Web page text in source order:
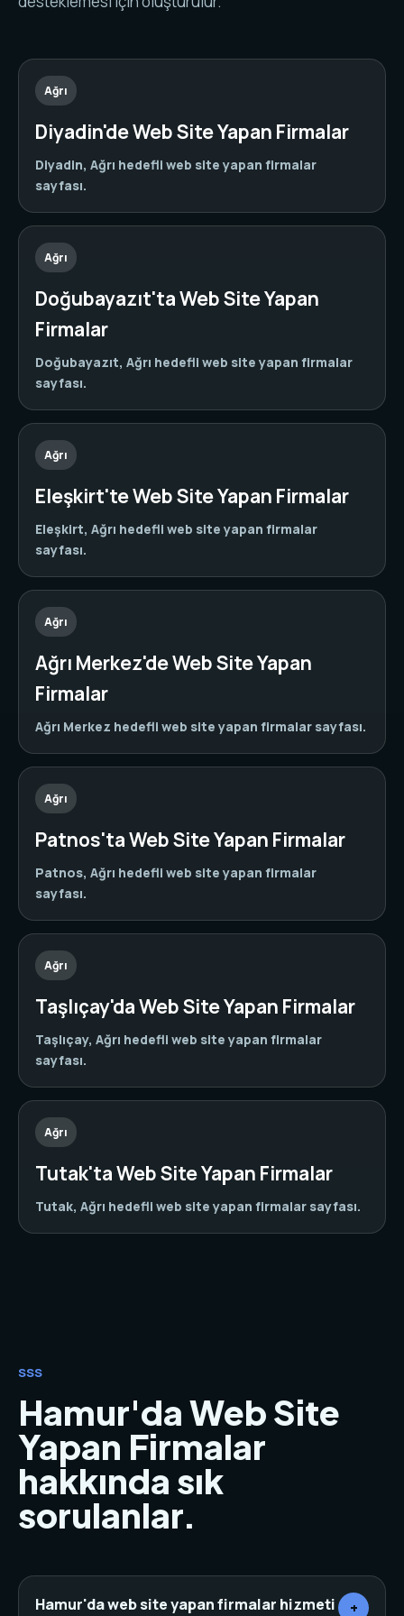
Ağrı
Diyadin'de Web Site Yapan Firmalar
Diyadin, Ağrı hedefli web site yapan firmalar
sayfası.
Ağrı
Doğubayazıt'ta Web Site Yapan
Firmalar
Doğubayazıt, Ağrı hedefli web site yapan firmalar
sayfası.
Ağrı
Eleşkirt'te Web Site Yapan Firmalar
Eleşkirt, Ağrı hedefli web site yapan firmalar
sayfası.
Ağrı
Ağrı Merkez'de Web Site Yapan
Firmalar
Ağrı Merkez hedefli web site yapan firmalar sayfası.
Ağrı
Patnos'ta Web Site Yapan Firmalar
Patnos, Ağrı hedefli web site yapan firmalar
sayfası.
Ağrı
Taşlıçay'da Web Site Yapan Firmalar
Taşlıçay, Ağrı hedefli web site yapan firmalar
sayfası.
Ağrı
Tutak'ta Web Site Yapan Firmalar
Tutak, Ağrı hedefli web site yapan firmalar sayfası.
SSS
Hamur'da Web Site
Yapan Firmalar
hakkında sık
sorulanlar.
Hamur'da web site yapan firmalar hizmeti
+